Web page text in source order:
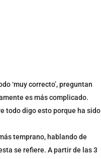
‘muy correcto’, preguntan
es más complicado.
todo digo esto porque ha sido
temprano, hablando de
se refiere. A partir de las 3